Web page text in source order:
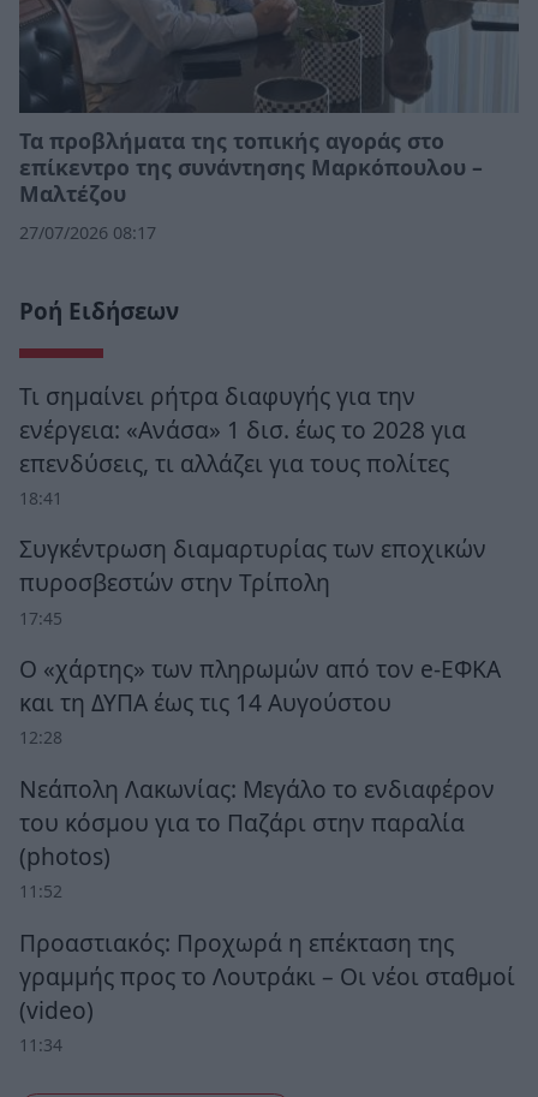
Τα προβλήματα της τοπικής αγοράς στο
επίκεντρο της συνάντησης Μαρκόπουλου –
Μαλτέζου
27/07/2026 08:17
Ροή Ειδήσεων
Τι σημαίνει ρήτρα διαφυγής για την
ενέργεια: «Ανάσα» 1 δισ. έως το 2028 για
επενδύσεις, τι αλλάζει για τους πολίτες
18:41
Συγκέντρωση διαμαρτυρίας των εποχικών
πυροσβεστών στην Τρίπολη
17:45
Ο «χάρτης» των πληρωμών από τον e-ΕΦΚΑ
και τη ΔΥΠΑ έως τις 14 Αυγούστου
12:28
Νεάπολη Λακωνίας: Μεγάλο το ενδιαφέρον
του κόσμου για το Παζάρι στην παραλία
(photos)
11:52
Προαστιακός: Προχωρά η επέκταση της
γραμμής προς το Λουτράκι – Οι νέοι σταθμοί
(video)
11:34